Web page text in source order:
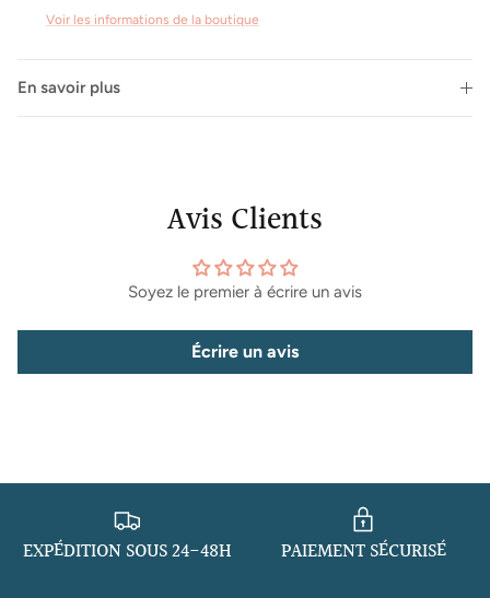
Voir les informations de la boutique
En savoir plus
Avis Clients
Soyez le premier à écrire un avis
Écrire un avis
EXPÉDITION SOUS 24-48H PAIEMENT SÉCURISÉ
Inscrivez-vous à notre newsletter et bénéficiez d'offres
S’INSCRIRE